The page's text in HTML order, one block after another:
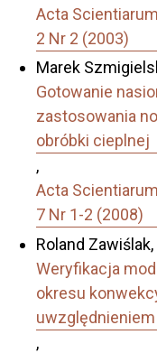
Acta
2 Nr 2 (2003)
Marek
Gotowanie
zastosowania
obróbki cieplnej
,
Acta
7 Nr 1-2 (2008)
Roland
Weryfikacja
okresu
,